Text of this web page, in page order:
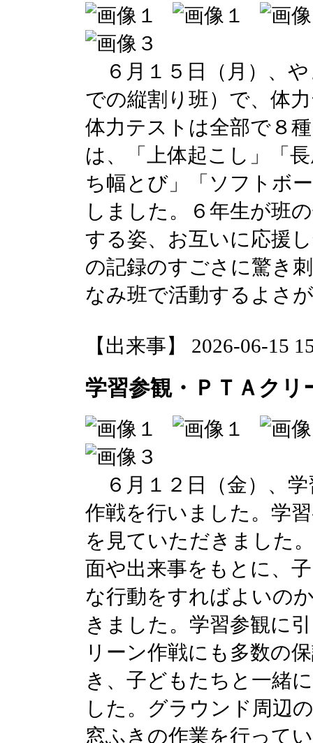
６月１５日（月）、
での縦割り班）で、体
体力テストは全部で８
は、「上体起こし」「
ち幅とび」「ソフトボ
しました。６年生が班
する姿、お互いに応援
の記録のすごさに驚き
なみ班で活動するよさ
【出来事】 2026-06-15
学習参観・ＰＴＡクリ
６月１２日（金）、
作戦を行いました。学
を見ていただきました
面や出来事をもとに、
な行動をすればよいの
きました。学習参観に
リーン作戦にも多数の
き、子どもたちと一緒
した。グラウンド周辺
窓ふきの作業を行って